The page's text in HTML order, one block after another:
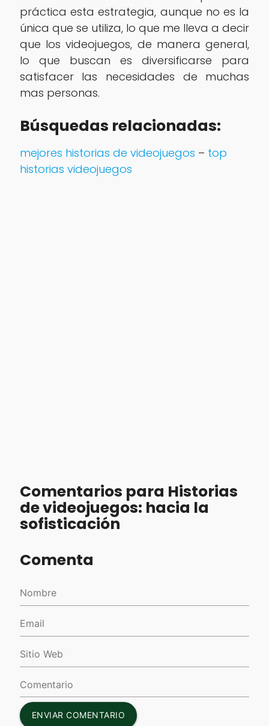
práctica esta estrategia, aunque no es la
única que se utiliza, lo que me lleva a decir
que los videojuegos, de manera general,
lo que buscan es diversificarse para
satisfacer las necesidades de muchas
mas personas.
Búsquedas relacionadas:
mejores historias de videojuegos – top
historias videojuegos
Comentarios para Historias
de videojuegos: hacia la
sofisticación
Comenta
ENVIAR COMENTARIO